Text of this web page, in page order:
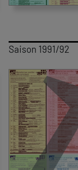
Saison 1991/92